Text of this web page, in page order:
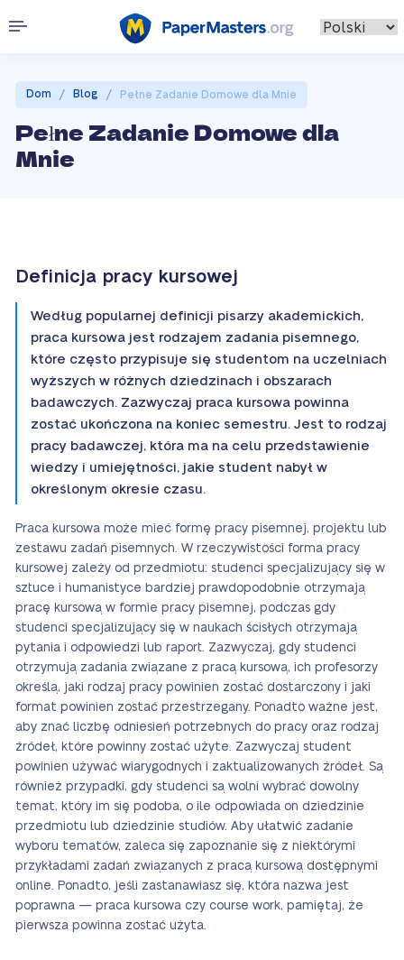
Dom / Blog / Pełne Zadanie Domowe dla Mnie
Pełne Zadanie Domowe dla
Mnie
Definicja pracy kursowej
Według popularnej definicji pisarzy akademickich,
praca kursowa jest rodzajem zadania pisemnego,
które często przypisuje się studentom na uczelniach
wyższych w różnych dziedzinach i obszarach
badawczych. Zazwyczaj praca kursowa powinna
zostać ukończona na koniec semestru. Jest to rodzaj
pracy badawczej, która ma na celu przedstawienie
wiedzy i umiejętności, jakie student nabył w
określonym okresie czasu.
Praca kursowa może mieć formę pracy pisemnej, projektu lub
zestawu zadań pisemnych. W rzeczywistości forma pracy
kursowej zależy od przedmiotu: studenci specjalizujący się w
sztuce i humanistyce bardziej prawdopodobnie otrzymają
pracę kursową w formie pracy pisemnej, podczas gdy
studenci specjalizujący się w naukach ścisłych otrzymają
pytania i odpowiedzi lub raport. Zazwyczaj, gdy studenci
otrzymują zadania związane z pracą kursową, ich profesorzy
określą, jaki rodzaj pracy powinien zostać dostarczony i jaki
format powinien zostać przestrzegany. Ponadto ważne jest,
aby znać liczbę odniesień potrzebnych do pracy oraz rodzaj
źródeł, które powinny zostać użyte. Zazwyczaj student
powinien używać wiarygodnych i zaktualizowanych źródeł. Są
również przypadki, gdy studenci są wolni wybrać dowolny
temat, który im się podoba, o ile odpowiada on dziedzinie
przedmiotu lub dziedzinie studiów. Aby ułatwić zadanie
wyboru tematów, zaleca się zapoznanie się z niektórymi
przykładami zadań związanych z pracą kursową dostępnymi
online. Ponadto, jeśli zastanawiasz się, która nazwa jest
poprawna — praca kursowa czy course work, pamiętaj, że
pierwsza powinna zostać użyta.